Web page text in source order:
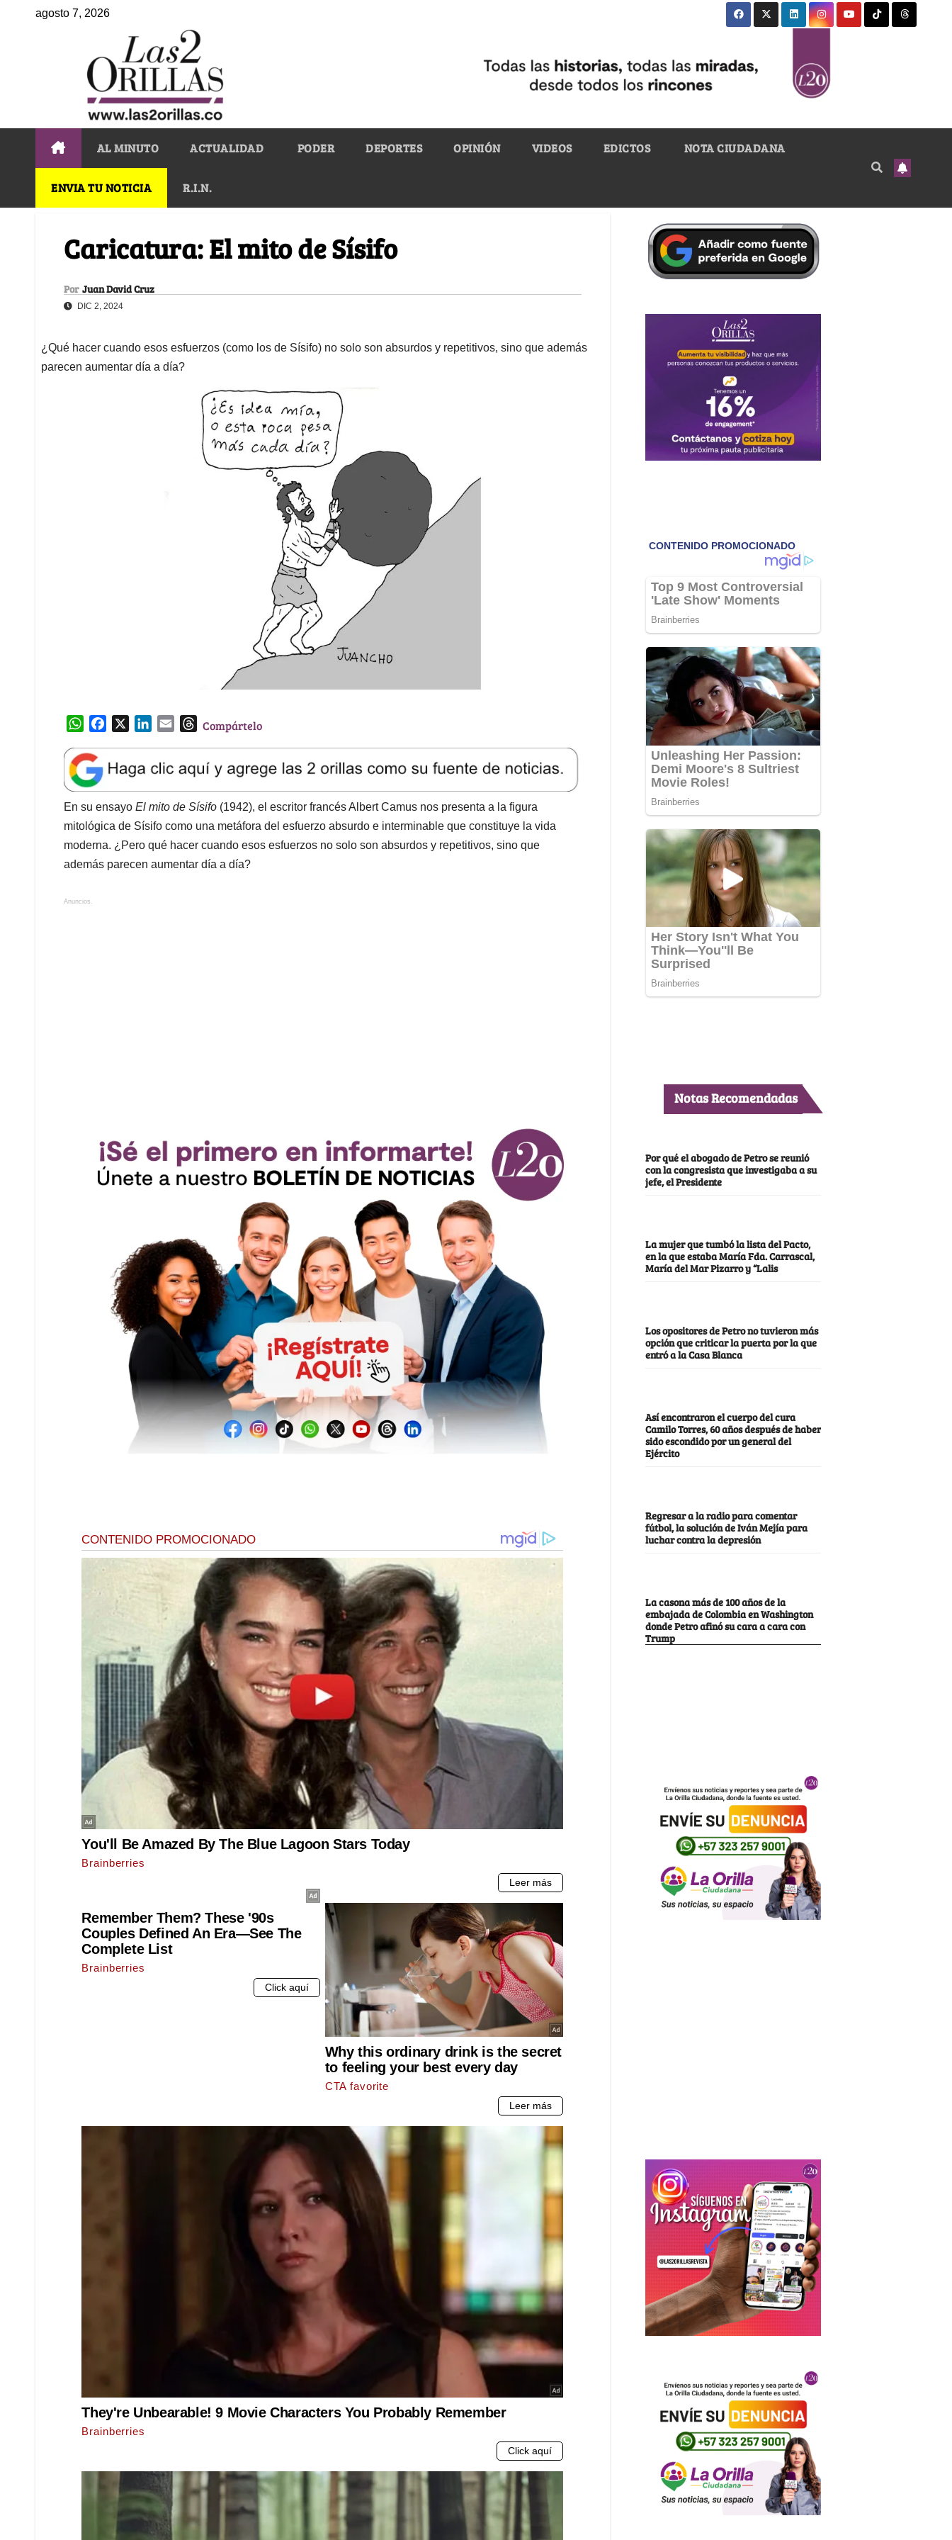
agosto 7, 2026
AL MINUTO ACTUALIDAD PODER DEPORTES OPINIÓN VIDEOS EDICTOS NOTA CIUDADANA
ENVIA TU NOTICIA R.I.N.
Caricatura: El mito de Sísifo
Por Juan David Cruz
DIC 2, 2024
¿Qué hacer cuando esos esfuerzos (como los de Sísifo) no solo son absurdos y repetitivos, sino que además
parecen aumentar día a día?
W
a
t
s
A
p
p
e
b
o
o
k
k
e
d
I
n
l
T
e
a
d
s
Compártelo
En su ensayo El mito de Sísifo (1942), el escritor francés Albert Camus nos presenta a la figura
mitológica de Sísifo como una metáfora del esfuerzo absurdo e interminable que constituye la vida
moderna. ¿Pero qué hacer cuando esos esfuerzos no solo son absurdos y repetitivos, sino que
además parecen aumentar día a día?
Anuncios.
Notas Recomendadas
Por qué el abogado de Petro se reunió
con la congresista que investigaba a su
jefe, el Presidente
La mujer que tumbó la lista del Pacto,
en la que estaba María Fda. Carrascal,
María del Mar Pizarro y “Lalis
Los opositores de Petro no tuvieron más
opción que criticar la puerta por la que
entró a la Casa Blanca
Así encontraron el cuerpo del cura
Camilo Torres, 60 años después de haber
sido escondido por un general del
Ejército
Regresar a la radio para comentar
fútbol, la solución de Iván Mejía para
luchar contra la depresión
La casona más de 100 años de la
embajada de Colombia en Washington
donde Petro afinó su cara a cara con
Trump